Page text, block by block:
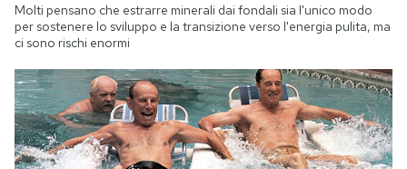
Molti pensano che estrarre minerali dai fondali sia l'unico modo
per sostenere lo sviluppo e la transizione verso l'energia pulita, ma
ci sono rischi enormi